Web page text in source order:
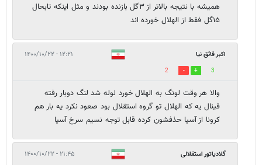
همیشه با نتیجه بالاتر از ۳گل بازنده بودند و مثل اینکه تابحال
۱۵گل فقط از الهلال خورده اند
اکبر فائق نیا ۱۲:۲۱ - ۱۴۰۰/۱۰/۲۲
3
2
والا هر وقت لونگ به الهلال خورد لوله شد لنگ دوبار رفته
فینال یه که الهلال تو گروه استقلال بود صعود نکرد یه بار هم
کرونا از آسیا حذفشون کرده قابل توجه نسیم سرخ آسیا
گلادیاتور استقلالی ۲۱:۴۵ - ۱۴۰۰/۱۰/۲۲